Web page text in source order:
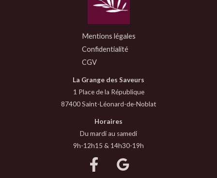
Mentions légales
Confidentialité
CGV
La Grange des Saveurs
1 Place de la République
87400 Saint-Léonard-de-Noblat
Horaires
Du mardi au samedi
9h-12h15 & 14h30-19h